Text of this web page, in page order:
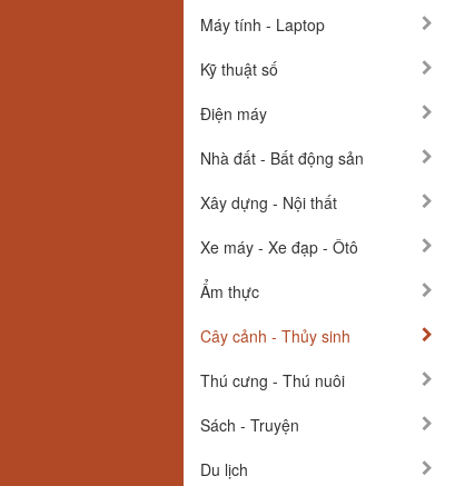
Máy tính - Laptop
Kỹ thuật số
Điện máy
Nhà đất - Bất động sản
Xây dựng - Nội thất
Xe máy - Xe đạp - Ôtô
Ẩm thực
Cây cảnh - Thủy sinh
Thú cưng - Thú nuôi
Sách - Truyện
Du lịch